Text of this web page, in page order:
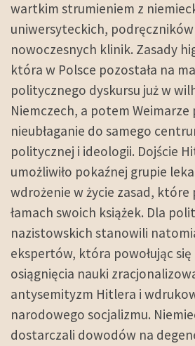
wartkim strumieniem z
uniwersyteckich,
nowoczesnych klinik. Zasady
która w Polsce pozostała na
politycznego dyskursu już w
Niemczech, a potem Weimarze
nieubłaganie do samego
politycznej i ideologii. Dojście
umożliwiło pokaźnej grupie
wdrożenie w życie zasad,
łamach swoich książek. Dla
nazistowskich stanowili
ekspertów, która powołując
osiągnięcia nauki
antysemityzm Hitlera i
narodowego socjalizmu.
dostarczali dowodów na